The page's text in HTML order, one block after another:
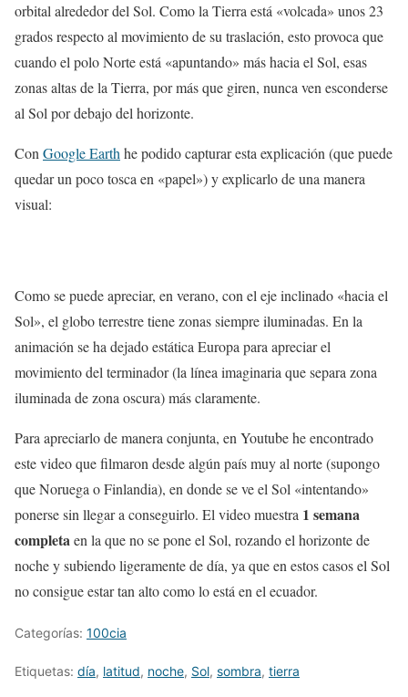
orbital alrededor del Sol. Como la Tierra está «volcada» unos 23
grados respecto al movimiento de su traslación, esto provoca que
cuando el polo Norte está «apuntando» más hacia el Sol, esas
zonas altas de la Tierra, por más que giren, nunca ven esconderse
al Sol por debajo del horizonte.
Con Google Earth he podido capturar esta explicación (que puede
quedar un poco tosca en «papel») y explicarlo de una manera
visual:
Como se puede apreciar, en verano, con el eje inclinado «hacia el
Sol», el globo terrestre tiene zonas siempre iluminadas. En la
animación se ha dejado estática Europa para apreciar el
movimiento del terminador (la línea imaginaria que separa zona
iluminada de zona oscura) más claramente.
Para apreciarlo de manera conjunta, en Youtube he encontrado
este video que filmaron desde algún país muy al norte (supongo
que Noruega o Finlandia), en donde se ve el Sol «intentando»
ponerse sin llegar a conseguirlo. El video muestra 1 semana
completaen la que no se pone el Sol, rozando el horizonte de
noche y subiendo ligeramente de día, ya que en estos casos el Sol
no consigue estar tan alto como lo está en el ecuador.
Categorías: 100cia
Etiquetas: día, latitud, noche, Sol, sombra, tierra